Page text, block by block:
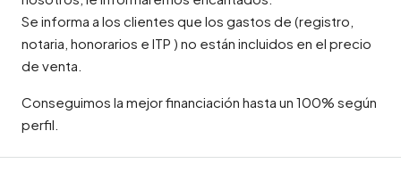
Se informa a los clientes que los gastos de (registro,
notaria, honorarios e ITP ) no están incluidos en el precio
de venta.
Conseguimos la mejor financiación hasta un 100% según
perfil.